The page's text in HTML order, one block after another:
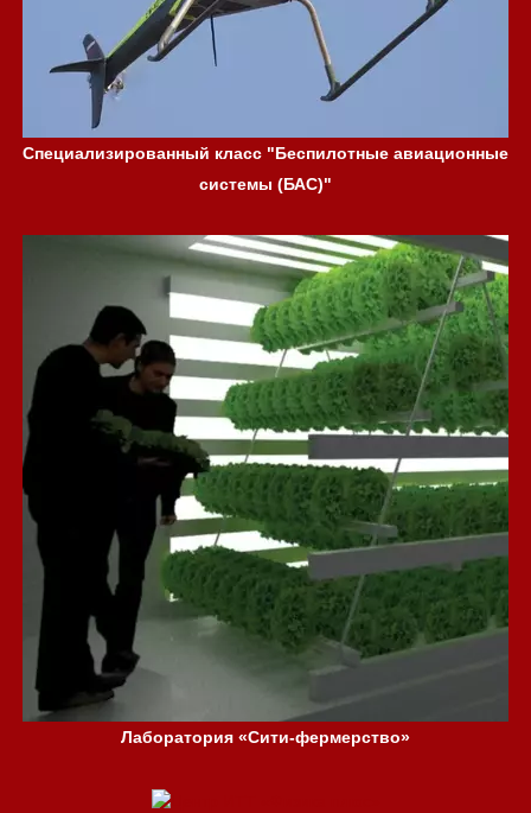
Специализированный класс "Беспилотные авиационные
системы (БАС)"
Лаборатория «Сити-фермерство»